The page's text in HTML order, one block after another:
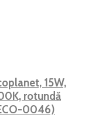
15W,
rotundă
0046)